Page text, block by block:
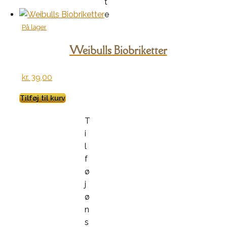
e
På lager
Weibulls Biobriketter
kr. 39,00
Tilføj til kurv
T
i
l
f
ø
j
ø
n
s